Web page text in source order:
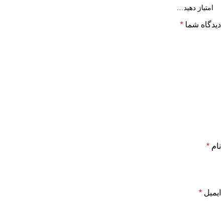
دیدگاه شما *
نام *
ایمیل *